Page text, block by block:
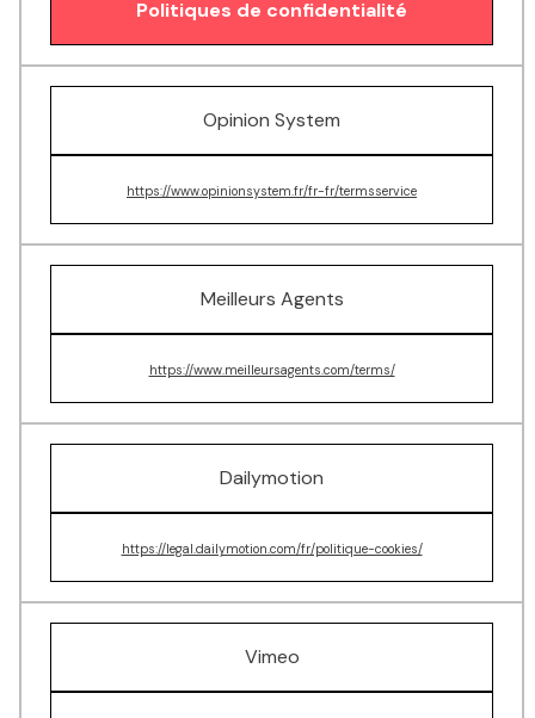
Politiques de confidentialité
Opinion System
https://www.opinionsystem.fr/fr-fr/termsservice
Meilleurs Agents
https://www.meilleursagents.com/terms/
Dailymotion
https://legal.dailymotion.com/fr/politique-cookies/
Vimeo